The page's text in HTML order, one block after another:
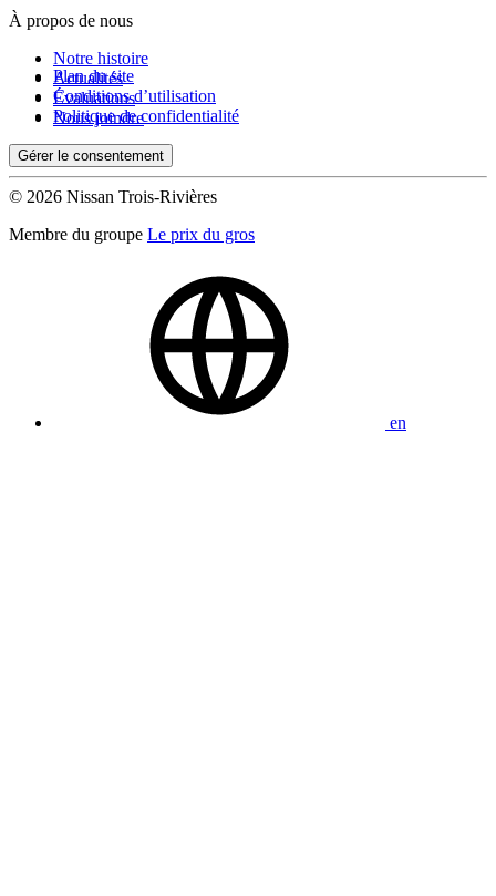
À propos de nous
Notre histoire
Actualités
Évaluations
Nous joindre
Plan du site
Conditions d’utilisation
Politique de confidentialité
Gérer le consentement
© 2026 Nissan Trois-Rivières
Membre du groupe Le prix du gros
en